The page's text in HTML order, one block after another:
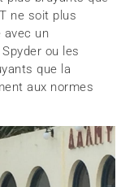
ne soit plus
avec un
ou les
que la
aux normes